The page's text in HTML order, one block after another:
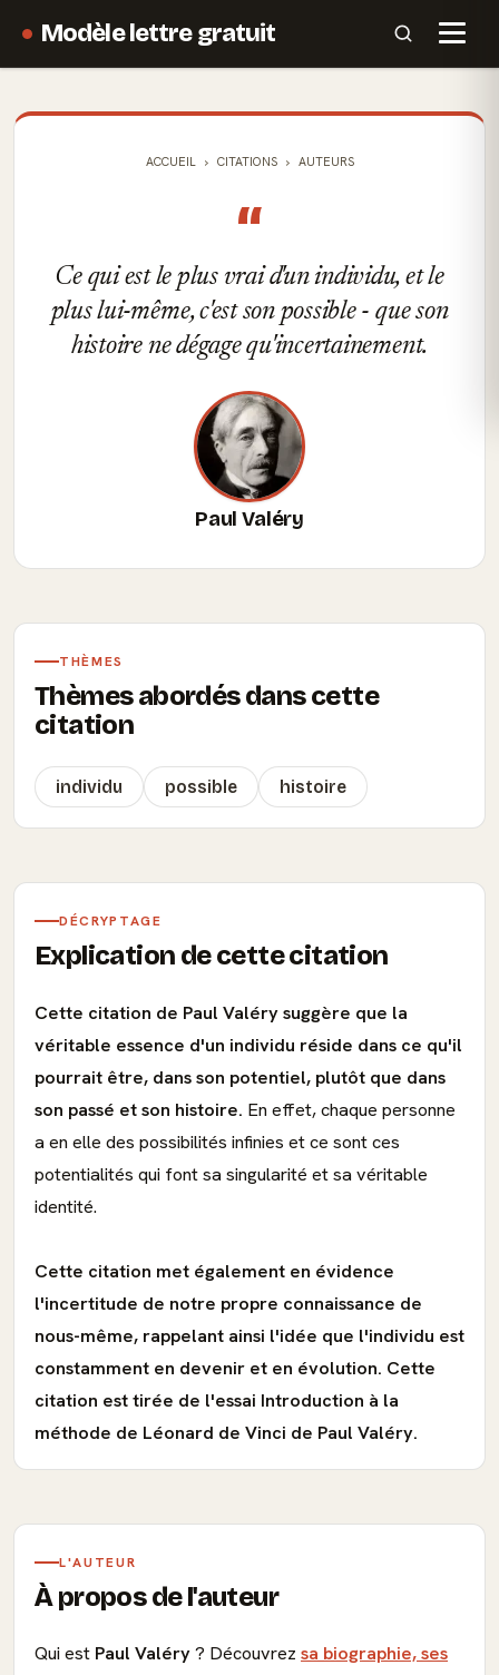
Modèle lettre gratuit
ACCUEIL CITATIONS AUTEURS
“
Ce qui est le plus vrai d'un individu, et le
plus lui-même, c'est son possible - que son
histoire ne dégage qu'incertainement.
Paul Valéry
THÈMES
Thèmes abordés dans cette
citation
individu possible histoire
DÉCRYPTAGE
Explication de cette citation
Cette citation de Paul Valéry suggère que la
véritable essence d'un individu réside dans ce qu'il
pourrait être, dans son potentiel, plutôt que dans
son passé et son histoire. En effet, chaque personne
a en elle des possibilités infinies et ce sont ces
potentialités qui font sa singularité et sa véritable
identité.
Cette citation met également en évidence
l'incertitude de notre propre connaissance de
nous-même, rappelant ainsi l'idée que l'individu est
constamment en devenir et en évolution. Cette
citation est tirée de l'essai Introduction à la
méthode de Léonard de Vinci de Paul Valéry.
L'AUTEUR
À propos de l'auteur
Qui est Paul Valéry? Découvrez sa biographie, ses